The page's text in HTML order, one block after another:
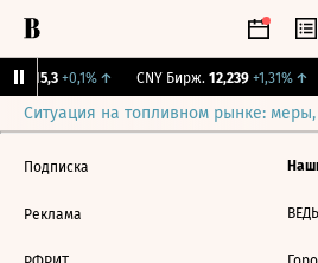
115,3 +0,1%↑ CNY Бирж. 12,239 +1,31%↑
Ситуация на топливном рынке: меры,
Подписка
Реклама ВЕДЫ